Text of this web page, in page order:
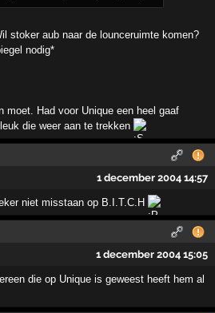
stoker aub naar de lounceruimte komen?
nodig*
moet. Had voor Unique een heel gaaf
die weer aan te trekken
1 december 2004 14:57
niet misstaan op B.I.T.C.H
1 december 2004 15:05
die op Unique is geweest heeft hem al